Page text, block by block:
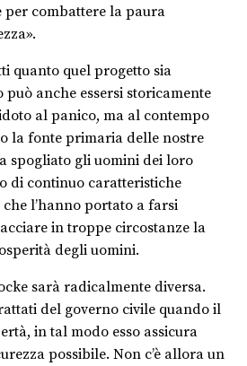
per combattere la paura
quanto quel progetto sia
anche essersi storicamente
al panico, ma al contempo
la fonte primaria delle nostre
spogliato gli uomini dei loro
di continuo caratteristiche
l’hanno portato a farsi
in troppe circostanze la
degli uomini.
sarà radicalmente diversa.
del governo civile quando il
in tal modo esso assicura
possibile. Non c’è allora un